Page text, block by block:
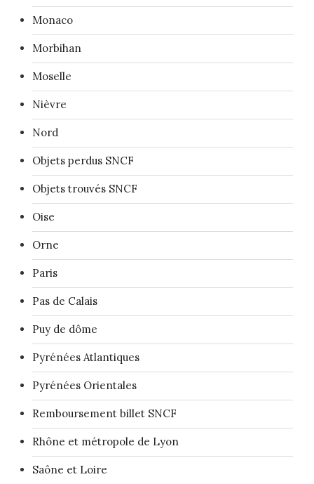
Monaco
Morbihan
Moselle
Nièvre
Nord
Objets perdus SNCF
Objets trouvés SNCF
Oise
Orne
Paris
Pas de Calais
Puy de dôme
Pyrénées Atlantiques
Pyrénées Orientales
Remboursement billet SNCF
Rhône et métropole de Lyon
Saône et Loire